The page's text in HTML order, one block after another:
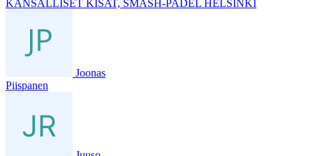
KANSALLISET KISAT, SMASH-PADEL HELSINKI
Joonas
Piispanen